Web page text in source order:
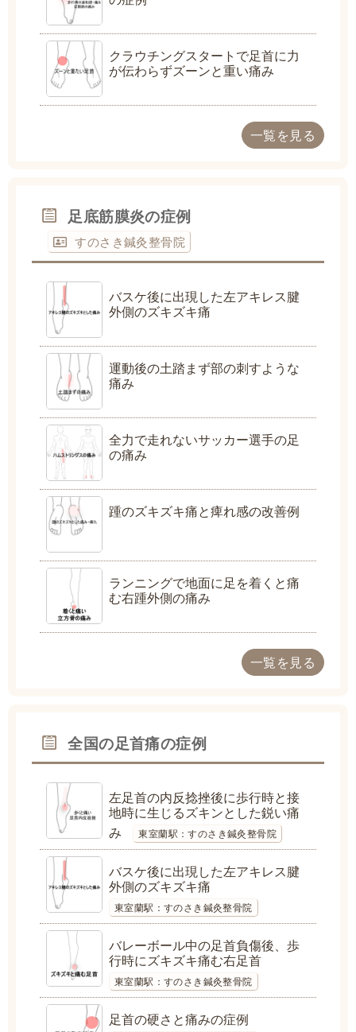
クラウチングスタートで足首に力
が伝わらずズーンと重い痛み
一覧を見る
足底筋膜炎の症例
すのさき鍼灸整骨院
バスケ後に出現した左アキレス腱
外側のズキズキ痛
運動後の土踏まず部の刺すような
痛み
全力で走れないサッカー選手の足
の痛み
踵のズキズキ痛と痺れ感の改善例
ランニングで地面に足を着くと痛
む右踵外側の痛み
一覧を見る
全国の足首痛の症例
左足首の内反捻挫後に歩行時と接
地時に生じるズキンとした鋭い痛
み
東室蘭駅：すのさき鍼灸整骨院
バスケ後に出現した左アキレス腱
外側のズキズキ痛
東室蘭駅：すのさき鍼灸整骨院
バレーボール中の足首負傷後、歩
行時にズキズキ痛む右足首
東室蘭駅：すのさき鍼灸整骨院
足首の硬さと痛みの症例